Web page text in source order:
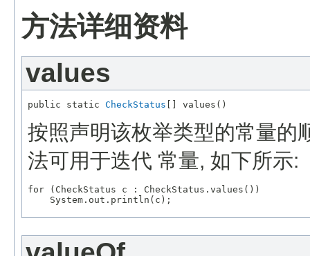
方法详细资料
values
public static CheckStatus
按照声明该枚举类型的常量的
法可用于迭代 常量, 如下所示:
for (CheckStatus c : CheckStatus.values())